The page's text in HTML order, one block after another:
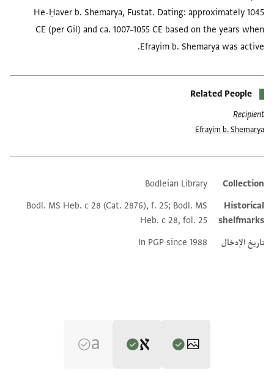
He-Ḥaver b. Shemarya, Fustat. Dating: approximately 1045
CE (per Gil) and ca. 1007–1055 CE based on the years when
Efrayim b. Shemarya was active.
Related People
Recipient
Efrayim b. Shemarya
Additional metadata
Collection
Bodleian Library
Historical
shelfmarks
Bodl. MS Heb. c 28 (Cat. 2876), f. 25; Bodl. MS
Heb. c 28, fol. 25
تاريخ الإدخال
In PGP since 1988